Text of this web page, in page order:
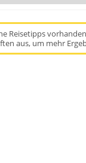
Reisetipps
aus, um mehr